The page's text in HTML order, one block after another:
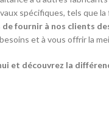
spécifiques, tels que
fournir à nos clients
et à vous offrir la
et découvrez la